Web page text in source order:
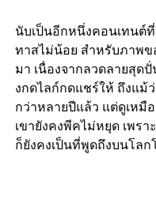
นับเป็นอีกหนึ่งคอนเทนต์
ทาสไม่น้อย สำหรับภาพข
มา เนื่องจากลวดลายสุด
งกดไลก์กดแชร์ให้ ถึงแม้
กว่าหลายปีแล้ว แต่ดูเห
เขายังคงพีคไม่หยุด เพร
ก็ยังคงเป็นที่พูดถึงบนโลก